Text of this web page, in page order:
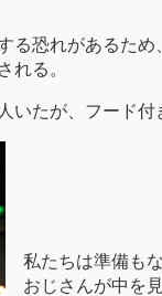
る恐れがあるた
れる。
いたが、フード付
私たちは準備も
おじさんが中を